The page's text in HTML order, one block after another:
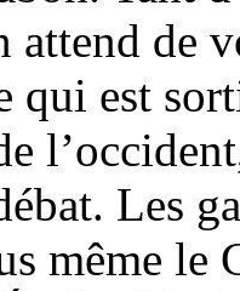
attend de
qui est
Les
même le